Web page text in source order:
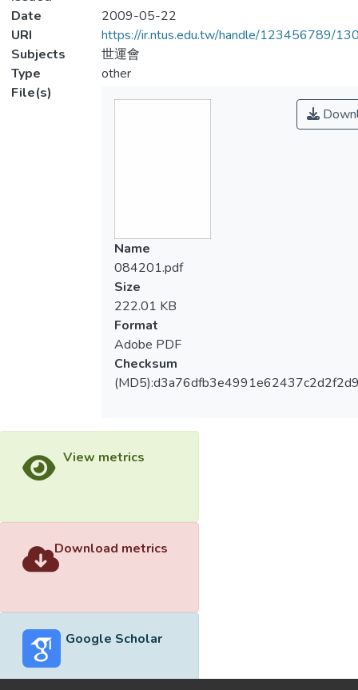
Date
2009-05-22
URI
https://ir.ntus.edu.tw/handle/123456789/
Subjects
世運會
Type
other
File(s)
Name
084201.pdf
Size
222.01 KB
Format
Adobe PDF
Checksum
View metrics
Download metrics
Google Scholar